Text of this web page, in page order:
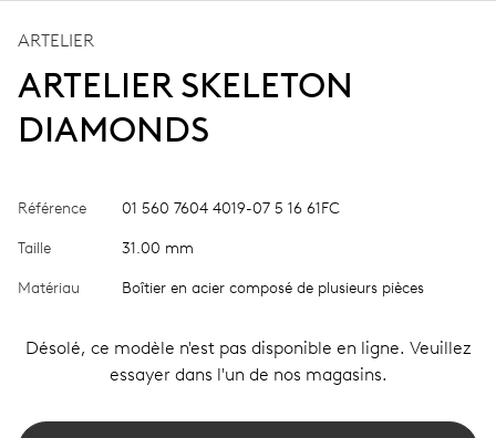
ARTELIER
ARTELIER SKELETON
DIAMONDS
Référence 01 560 7604 4019-07 5 16 61FC
Taille 31.00 mm
Matériau Boîtier en acier composé de plusieurs pièces
Désolé, ce modèle n'est pas disponible en ligne. Veuillez
essayer dans l'un de nos magasins.